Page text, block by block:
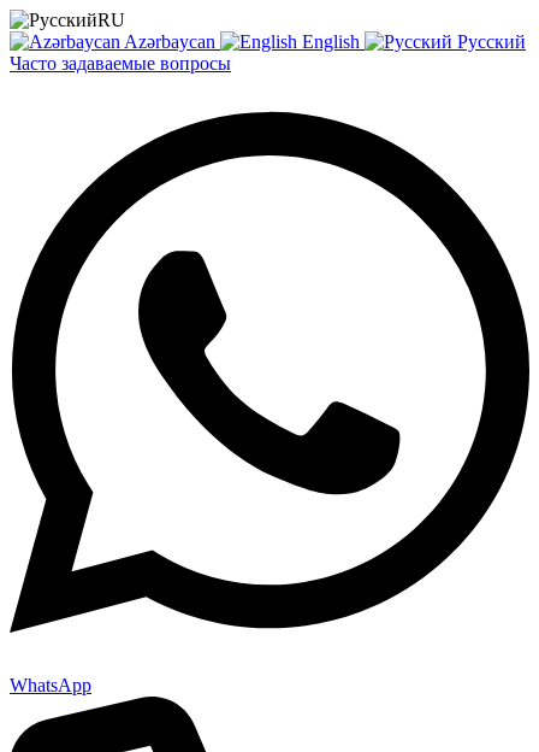
RU
Azərbaycan
English
Русский
Часто задаваемые вопросы
WhatsApp